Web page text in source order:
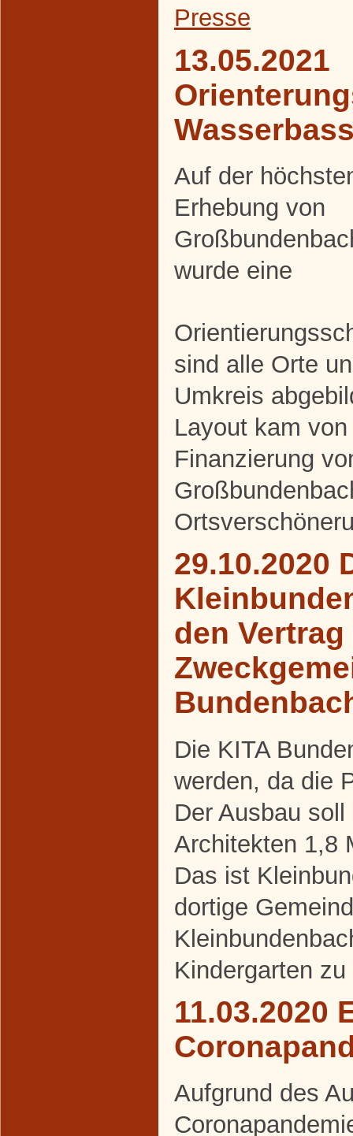
Presse
13.05.2021
Auf der
Erhebung von
wurde eine
sind alle Orte
Umkreis
Layout kam
Finanzierung
29.10.2020
den Vertrag
Die KITA
werden, da die
Der Ausbau
Architekten 1,8
Das ist
dortige
Kindergarten zu
11.03.2020
Aufgrund des